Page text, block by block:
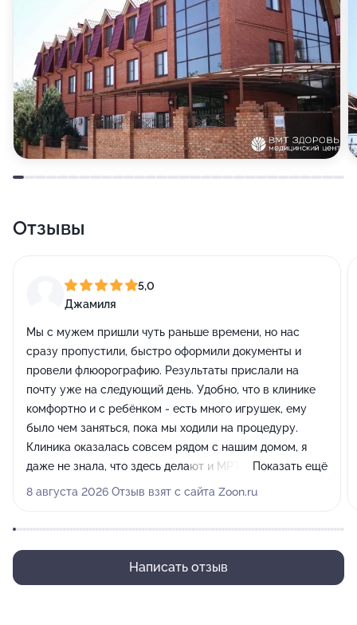
Отзывы
5,0
Джамиля
Мы с мужем пришли чуть раньше времени, но нас
сразу пропустили, быстро оформили документы и
провели флюорографию. Результаты прислали на
почту уже на следующий день. Удобно, что в клинике
комфортно и с ребёнком - есть много игрушек, ему
было чем заняться, пока мы ходили на процедуру.
Клиника оказалась совсем рядом с нашим домом, я
даже не знала, что здесь делают и МРТ, теперь
обязательно будем обращаться сюда снова.
Показать ещё
8 августа 2026 Отзыв взят с сайта Zoon.ru
Написать отзыв